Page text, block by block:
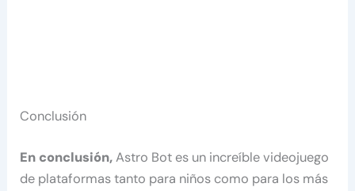
Conclusión
En conclusión,Astro Bot es un increíble videojuego
de plataformas tanto para niños como para los más